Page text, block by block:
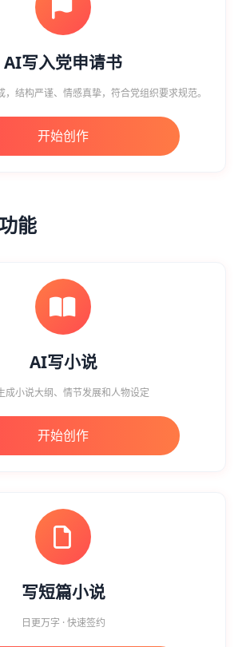
AI写入党申请书
结构严谨、情感真挚，符合党组织要求规范。
开始创作
能
AI写小说
成小说大纲、情节发展和人物设定
开始创作
写短篇小说
日更万字 · 快速签约